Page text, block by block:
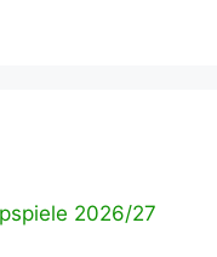
2026/27